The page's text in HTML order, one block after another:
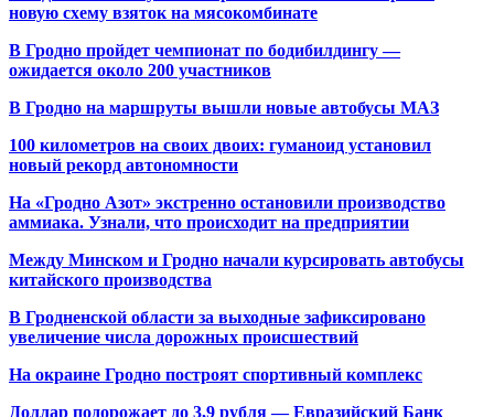
новую схему взяток на мясокомбинате
В Гродно пройдет чемпионат по бодибилдингу —
ожидается около 200 участников
В Гродно на маршруты вышли новые автобусы МАЗ
100 километров на своих двоих: гуманоид установил
новый рекорд автономности
На «Гродно Азот» экстренно остановили производство
аммиака. Узнали, что происходит на предприятии
Между Минском и Гродно начали курсировать автобусы
китайского производства
В Гродненской области за выходные зафиксировано
увеличение числа дорожных происшествий
На окраине Гродно построят спортивный комплекс
Доллар подорожает до 3,9 рубля — Евразийский Банк